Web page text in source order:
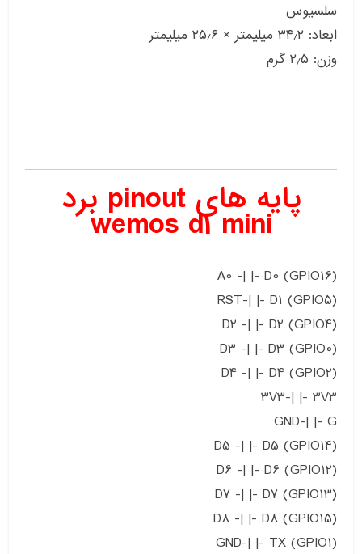
سلسیوس
ابعاد: ۳۴٫۲ میلیمتر × ۲۵٫۶ میلیمتر
وزن: ۲٫۵ گرم
پایه های pinout برد
wemos d1 mini
A0 -| |- D0 (GPIO16)
RST-| |- D1 (GPIO5)
D2 -| |- D2 (GPIO4)
D3 -| |- D3 (GPIO0)
D4 -| |- D4 (GPIO2)
۳V3-| |- 3V3
GND-| |- G
D5 -| |- D5 (GPIO14)
D6 -| |- D6 (GPIO12)
D7 -| |- D7 (GPIO13)
D8 -| |- D8 (GPIO15)
GND-| |- TX (GPIO1)